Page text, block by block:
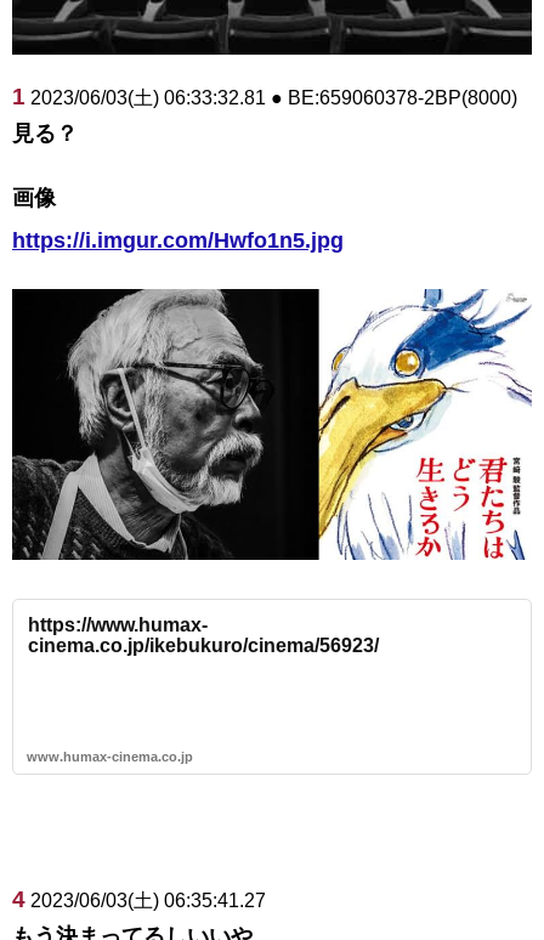
1 2023/06/03(土) 06:33:32.81 ● BE:659060378-2BP(8000)
見る？
画像
https://i.imgur.com/Hwfo1n5.jpg
https://www.humax-
cinema.co.jp/ikebukuro/cinema/56923/
www.humax-cinema.co.jp
4 2023/06/03(土) 06:35:41.27